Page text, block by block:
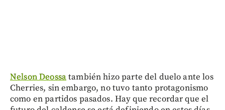
Nelson Deossatambién hizo parte del duelo ante los
Cherries, sin embargo, no tuvo tanto protagonismo
como en partidos pasados. Hay que recordar que el